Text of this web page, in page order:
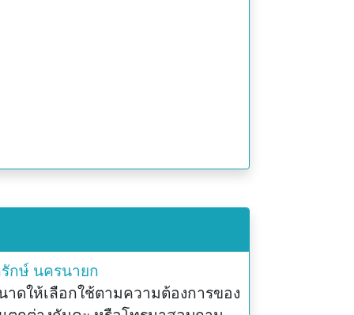
กษ์ นครนายก
ดให้เลือกใช้ตามความต้องการของ